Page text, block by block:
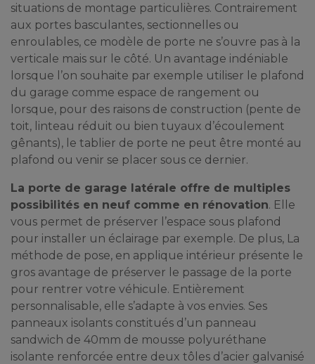
situations de montage particulières. Contrairement
aux portes basculantes, sectionnelles ou
enroulables, ce modèle de porte ne s’ouvre pas à la
verticale mais sur le côté. Un avantage indéniable
lorsque l’on souhaite par exemple utiliser le plafond
du garage comme espace de rangement ou
lorsque, pour des raisons de construction (pente de
toit, linteau réduit ou bien tuyaux d’écoulement
gênants), le tablier de porte ne peut être monté au
plafond ou venir se placer sous ce dernier.
La porte de garage latérale offre de multiples
possibilités en neuf comme en rénovation. Elle
vous permet de préserver l’espace sous plafond
pour installer un éclairage par exemple. De plus, La
méthode de pose, en applique intérieur présente le
gros avantage de préserver le passage de la porte
pour rentrer votre véhicule. Entièrement
personnalisable, elle s’adapte à vos envies. Ses
panneaux isolants constitués d’un panneau
sandwich de 40mm de mousse polyuréthane
isolante renforcée entre deux tôles d’acier galvanisé